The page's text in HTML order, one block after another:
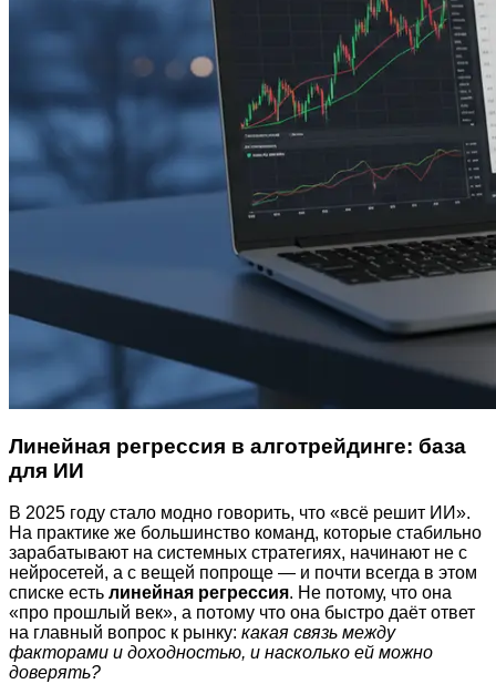
Линейная регрессия в алготрейдинге: база
для ИИ
В 2025 году стало модно говорить, что «всё решит ИИ».
На практике же большинство команд, которые стабильно
зарабатывают на системных стратегиях, начинают не с
нейросетей, а с вещей попроще — и почти всегда в этом
списке есть линейная регрессия. Не потому, что она
«про прошлый век», а потому что она быстро даёт ответ
на главный вопрос к рынку: какая связь между
факторами и доходностью, и насколько ей можно
доверять?